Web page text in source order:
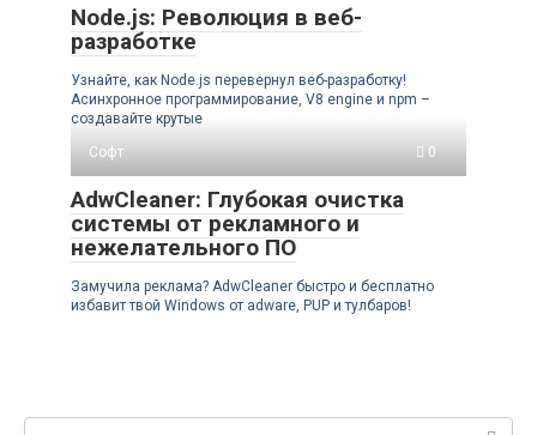
Node.js: Революция в веб-
разработке
Узнайте, как Node.js перевернул веб-разработку!
Асинхронное программирование, V8 engine и npm –
создавайте крутые
Софт
0
AdwCleaner: Глубокая очистка
системы от рекламного и
нежелательного ПО
Замучила реклама? AdwCleaner быстро и бесплатно
избавит твой Windows от adware, PUP и тулбаров!